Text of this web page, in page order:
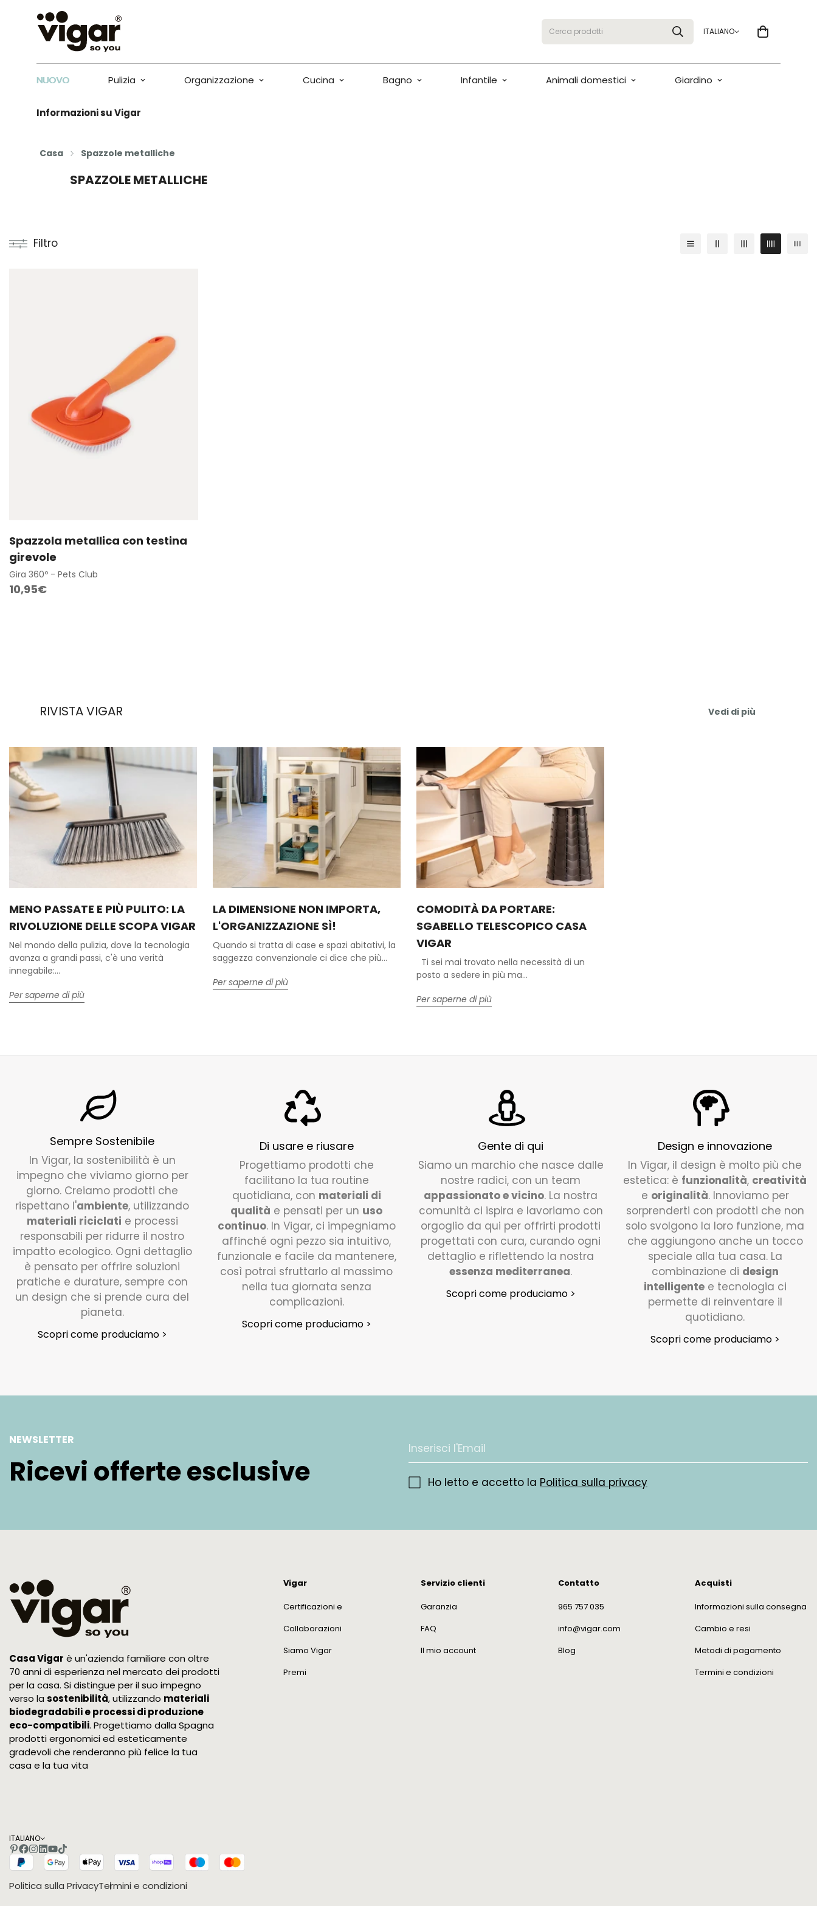
Cerca prodotti ITALIANO
NUOVO Pulizia Organizzazione Cucina Bagno Infantile Animali domestici Giardino
Informazioni su Vigar
Casa Spazzole metalliche
SPAZZOLE METALLICHE
Filtro
Aggiunta rapida
Spazzola metallica con testina
girevole
Gira 360º - Pets Club
Prezzo
10,95€
RIVISTA VIGAR Vedi di più
MENO PASSATE E PIÙ PULITO: LA
RIVOLUZIONE DELLE SCOPA VIGAR
Nel mondo della pulizia, dove la tecnologia
avanza a grandi passi, c'è una verità
innegabile:...
Per saperne di più
LA DIMENSIONE NON IMPORTA,
L'ORGANIZZAZIONE SÌ!
Quando si tratta di case e spazi abitativi, la
saggezza convenzionale ci dice che più...
Per saperne di più
COMODITÀ DA PORTARE:
SGABELLO TELESCOPICO CASA
VIGAR
Ti sei mai trovato nella necessità di un
posto a sedere in più ma...
Per saperne di più
Sempre Sostenibile
In Vigar, la sostenibilità è un
impegno che viviamo giorno per
giorno. Creiamo prodotti che
rispettano l'ambiente, utilizzando
materiali riciclati e processi
responsabili per ridurre il nostro
impatto ecologico. Ogni dettaglio
è pensato per offrire soluzioni
pratiche e durature, sempre con
un design che si prende cura del
pianeta.
Scopri come produciamo >
Di usare e riusare
Progettiamo prodotti che
facilitano la tua routine
quotidiana, con materiali di
qualità e pensati per un uso
continuo. In Vigar, ci impegniamo
affinché ogni pezzo sia intuitivo,
funzionale e facile da mantenere,
così potrai sfruttarlo al massimo
nella tua giornata senza
complicazioni.
Scopri come produciamo >
Gente di qui
Siamo un marchio che nasce dalle
nostre radici, con un team
appassionato e vicino. La nostra
comunità ci ispira e lavoriamo con
orgoglio da qui per offrirti prodotti
progettati con cura, curando ogni
dettaglio e riflettendo la nostra
essenza mediterranea.
Scopri come produciamo >
Design e innovazione
In Vigar, il design è molto più che
estetica: è funzionalità, creatività
e originalità. Innoviamo per
sorprenderti con prodotti che non
solo svolgono la loro funzione, ma
che aggiungono anche un tocco
speciale alla tua casa. La
combinazione di design
intelligentee tecnologia ci
permette di reinventare il
quotidiano.
Scopri come produciamo >
NEWSLETTER
Ricevi offerte esclusive Ho letto e accetto la Politica sulla privacy
Casa Vigar è un'azienda familiare con oltre
70 anni di esperienza nel mercato dei prodotti
per la casa. Si distingue per il suo impegno
verso la sostenibilità, utilizzando materiali
biodegradabili e processi di produzione
eco-compatibili. Progettiamo dalla Spagna
prodotti ergonomici ed esteticamente
gradevoli che renderanno più felice la tua
casa e la tua vita
Vigar
Certificazioni e
Collaborazioni
Siamo Vigar
Premi
Servizio clienti
Garanzia
FAQ
Il mio account
Contatto
965 757 035
info@vigar.com
Blog
Acquisti
Informazioni sulla consegna
Cambio e resi
Metodi di pagamento
Termini e condizioni
ITALIANO
Politica sulla PrivacyTermini e condizioni